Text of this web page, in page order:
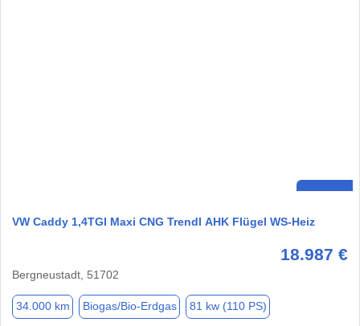
VW Caddy 1,4TGI Maxi CNG Trendl AHK Flügel WS-Heiz
18.987 €
Bergneustadt, 51702
34.000 km Biogas/Bio-Erdgas 81 kw (110 PS)